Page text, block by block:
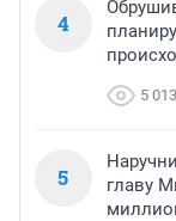
4
5 013
5
главу